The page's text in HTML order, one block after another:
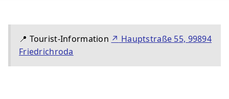
📍 Tourist-Information ↗ Hauptstraße 55, 99894
Friedrichroda